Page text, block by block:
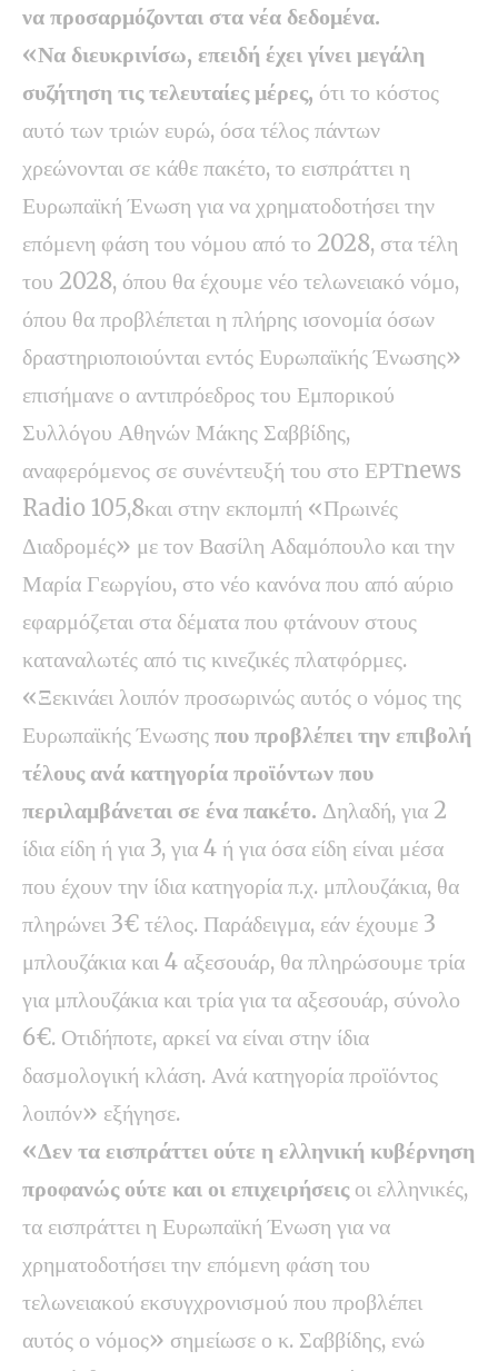
να προσαρμόζονται στα νέα δεδομένα.
«Να διευκρινίσω, επειδή έχει γίνει μεγάλη
συζήτηση τις τελευταίες μέρες, ότι το κόστος
αυτό των τριών ευρώ, όσα τέλος πάντων
χρεώνονται σε κάθε πακέτο, το εισπράττει η
Ευρωπαϊκή Ένωση για να χρηματοδοτήσει την
επόμενη φάση του νόμου από το 2028, στα τέλη
του 2028, όπου θα έχουμε νέο τελωνειακό νόμο,
όπου θα προβλέπεται η πλήρης ισονομία όσων
δραστηριοποιούνται εντός Ευρωπαϊκής Ένωσης»
επισήμανε ο αντιπρόεδρος του Εμπορικού
Συλλόγου Αθηνών Μάκης Σαββίδης,
αναφερόμενος σε συνέντευξή του στο ΕΡΤnews
Radio 105,8και στην εκπομπή «Πρωινές
Διαδρομές» με τον Βασίλη Αδαμόπουλο και την
Μαρία Γεωργίου, στο νέο κανόνα που από αύριο
εφαρμόζεται στα δέματα που φτάνουν στους
καταναλωτές από τις κινεζικές πλατφόρμες.
«Ξεκινάει λοιπόν προσωρινώς αυτός ο νόμος της
Ευρωπαϊκής Ένωσης που προβλέπει την επιβολή
τέλους ανά κατηγορία προϊόντων που
περιλαμβάνεται σε ένα πακέτο. Δηλαδή, για 2
ίδια είδη ή για 3, για 4 ή για όσα είδη είναι μέσα
που έχουν την ίδια κατηγορία π.χ. μπλουζάκια, θα
πληρώνει 3€ τέλος. Παράδειγμα, εάν έχουμε 3
μπλουζάκια και 4 αξεσουάρ, θα πληρώσουμε τρία
για μπλουζάκια και τρία για τα αξεσουάρ, σύνολο
6€. Οτιδήποτε, αρκεί να είναι στην ίδια
δασμολογική κλάση. Ανά κατηγορία προϊόντος
λοιπόν» εξήγησε.
«Δεν τα εισπράττει ούτε η ελληνική κυβέρνηση
προφανώς ούτε και οι επιχειρήσεις οι ελληνικές,
τα εισπράττει η Ευρωπαϊκή Ένωση για να
χρηματοδοτήσει την επόμενη φάση του
τελωνειακού εκσυγχρονισμού που προβλέπει
αυτός ο νόμος» σημείωσε ο κ. Σαββίδης, ενώ